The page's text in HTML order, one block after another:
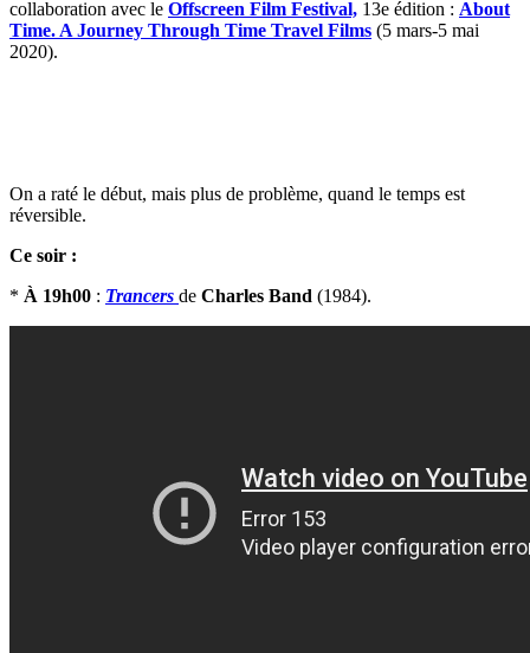
collaboration avec le Offscreen Film Festival, 13e édition : About
Time. A Journey Through Time Travel Films (5 mars-5 mai
2020).
On a raté le début, mais plus de problème, quand le temps est
réversible.
Ce soir :
* À 19h00 : Trancers de Charles Band (1984).